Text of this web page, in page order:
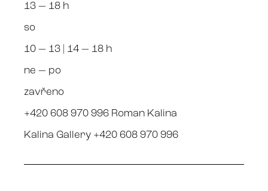
13 — 18 h
so
10 — 13 | 14 — 18 h
ne — po
zavřeno
+420 608 970 996 Roman Kalina
Kalina Gallery +420 608 970 996